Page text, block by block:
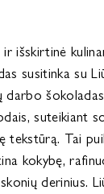
ir išskirtinė
susitinka su
darbo
suteikiant
tekstūrą. Tai
kokybę,
derinius.